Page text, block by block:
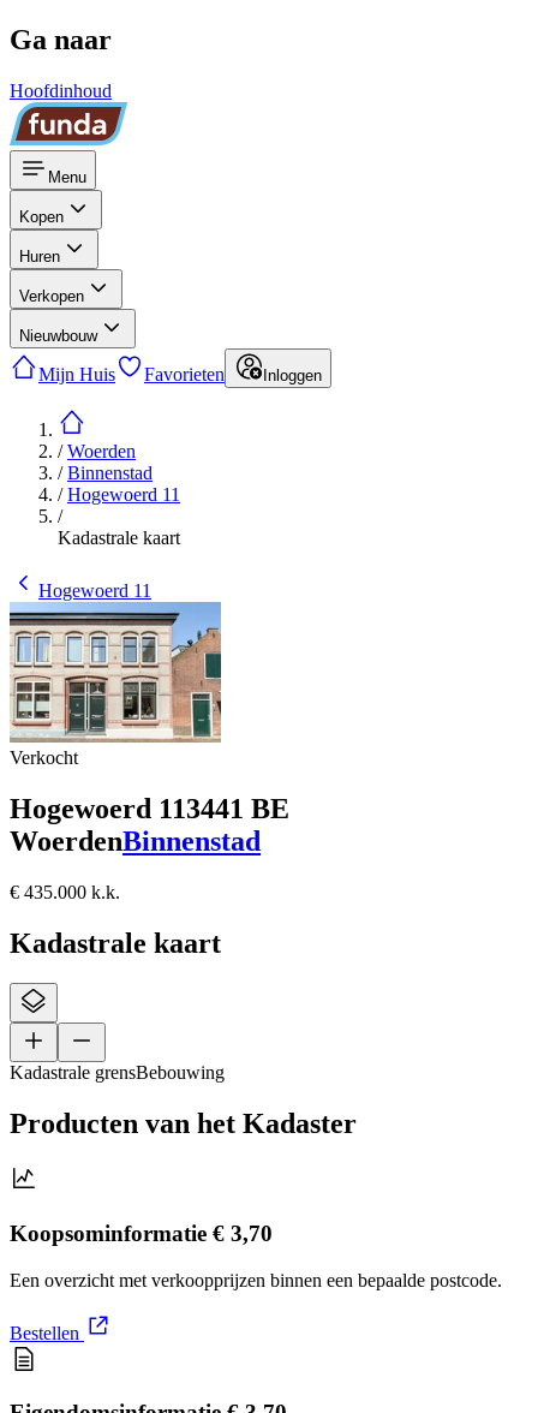
Ga naar
Hoofdinhoud
Menu
Kopen
Huren
Verkopen
Nieuwbouw
Mijn Huis Favorieten Inloggen
/Woerden
/Binnenstad
/Hogewoerd 11
/
Kadastrale kaart
Hogewoerd 11
Verkocht
Hogewoerd 113441 BE
WoerdenBinnenstad
€ 435.000 k.k.
Kadastrale kaart
Kadastrale grensBebouwing
Producten van het Kadaster
Koopsominformatie € 3,70
Een overzicht met verkoopprijzen binnen een bepaalde postcode.
Bestellen